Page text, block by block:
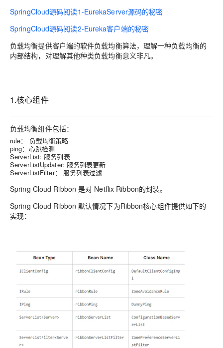
SpringCloud源码阅读1-EurekaServer源码的秘密
SpringCloud源码阅读2-Eureka客户端的秘密
负载均衡提供客户端的软件负载均衡算法，理解一种负载均衡的
内部结构，对理解其他种类负载均衡意义非凡。
1.核心组件
负载均衡组件包括：
rule： 负载均衡策略
ping：心跳检测
ServerList: 服务列表
ServerListUpdater: 服务列表更新
ServerListFilter： 服务列表过滤
Spring Cloud Ribbon 是对 Netflix Ribbon的封装。
Spring Cloud Ribbon 默认情况下为Ribbon核心组件提供如下的
实现：